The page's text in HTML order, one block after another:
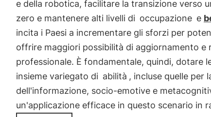
e della robotica, facilitare la transizione verso
zero e mantenere alti livelli di occupazione e
incita i Paesi a incrementare gli sforzi per
offrire maggiori possibilità di aggiornamento e
professionale. È fondamentale, quindi, dotare
insieme variegato di abilità , incluse quelle per
dell'informazione, socio-emotive e
un'applicazione efficace in questo scenario in